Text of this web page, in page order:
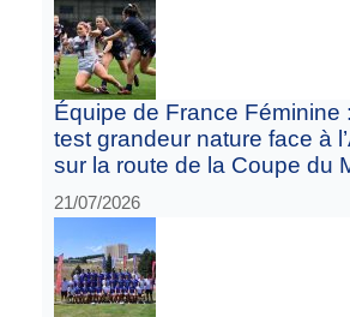
Équipe de France Féminine
test grandeur nature face à
sur la route de la Coupe du
21/07/2026